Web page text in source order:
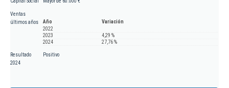
Ventas
últimos años
Año
Variación
2022
2023
4,29 %
2024
27,76 %
Resultado
2024
Positivo